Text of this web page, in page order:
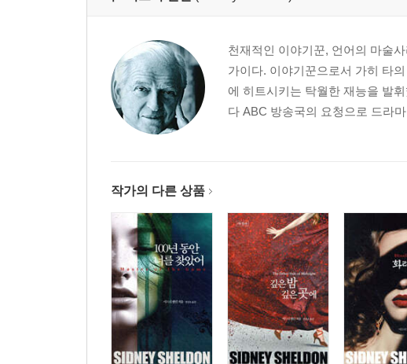
천재적인 이야기꾼, 언어의 마술
가이다. 이야기꾼으로서 가히 타
에 히트시키는 탁월한 재능을 발
다 ABC 방송국의 요청으로 드라
작가의 다른 상품